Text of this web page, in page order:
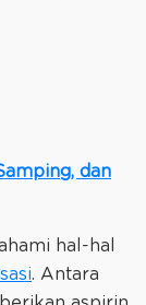
dan
hal-hal
. Antara